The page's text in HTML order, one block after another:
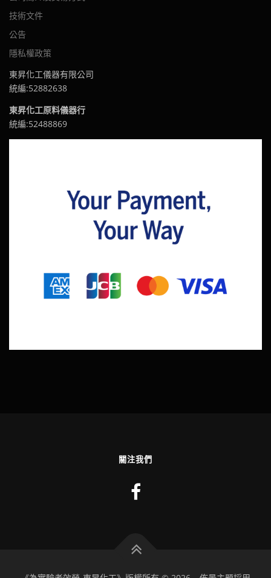
技術文件
公告
隱私權政策
東昇化工儀器有限公司
統編:52882638
東昇化工原料儀器行
統編:52488869
關注我們